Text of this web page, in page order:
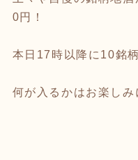
0円！
本日17時以降に10銘
何が入るかはお楽しみ